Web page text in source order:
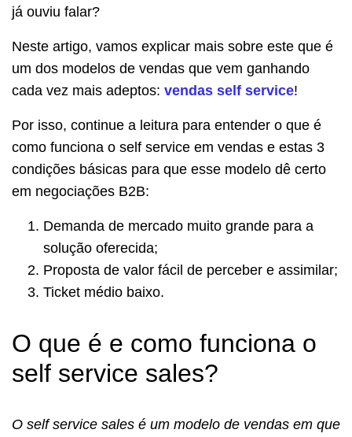
já ouviu falar?
Neste artigo, vamos explicar mais sobre este que é
um dos modelos de vendas que vem ganhando
cada vez mais adeptos: vendas self service!
Por isso, continue a leitura para entender o que é
como funciona o self service em vendas e estas 3
condições básicas para que esse modelo dê certo
em negociações B2B:
Demanda de mercado muito grande para a
solução oferecida;
Proposta de valor fácil de perceber e assimilar;
Ticket médio baixo.
O que é e como funciona o
self service sales?
O self service sales é um modelo de vendas em que